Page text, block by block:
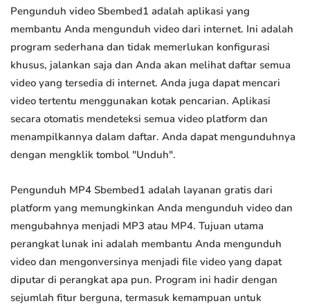
Pengunduh video Sbembed1 adalah aplikasi yang
membantu Anda mengunduh video dari internet. Ini adalah
program sederhana dan tidak memerlukan konfigurasi
khusus, jalankan saja dan Anda akan melihat daftar semua
video yang tersedia di internet. Anda juga dapat mencari
video tertentu menggunakan kotak pencarian. Aplikasi
secara otomatis mendeteksi semua video platform dan
menampilkannya dalam daftar. Anda dapat mengunduhnya
dengan mengklik tombol "Unduh".
Pengunduh MP4 Sbembed1 adalah layanan gratis dari
platform yang memungkinkan Anda mengunduh video dan
mengubahnya menjadi MP3 atau MP4. Tujuan utama
perangkat lunak ini adalah membantu Anda mengunduh
video dan mengonversinya menjadi file video yang dapat
diputar di perangkat apa pun. Program ini hadir dengan
sejumlah fitur berguna, termasuk kemampuan untuk